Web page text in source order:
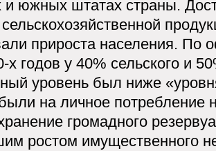
и южных штатах страны.
прироста населения.
х годов у 40% сельского и
уровень был ниже
на личное потребление
громадного
ростом имущественного